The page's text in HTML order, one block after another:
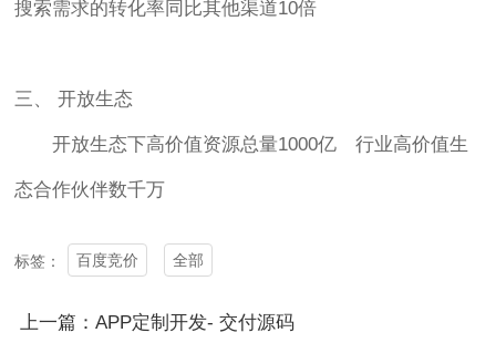
搜索需求的转化率同比其他渠道10倍
三、 开放生态
开放生态下高价值资源总量1000亿 行业高价值生
态合作伙伴数千万
标签： 百度竞价 全部
上一篇：APP定制开发- 交付源码